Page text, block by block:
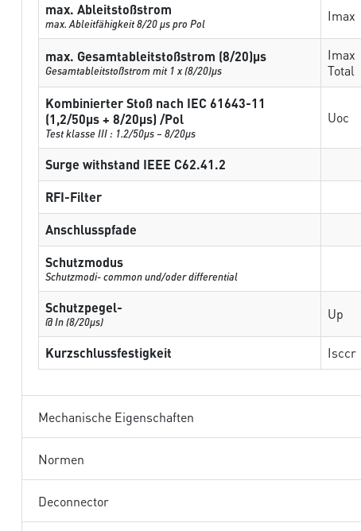
max. Ableitstoßstrom
max. Ableitfähigkeit 8/20 µs pro Pol Imax
max. Gesamtableitstoßstrom (8/20)µs
Gesamtableitstoßstrom mit 1 x (8/20)µs
Imax
Total
Kombinierter Stoß nach IEC 61643-11
(1,2/50µs + 8/20µs) /Pol
Test klasse III : 1.2/50µs – 8/20µs
Uoc
Surge withstand IEEE C62.41.2
RFI-Filter
Anschlusspfade
Schutzmodus
Schutzmodi- common und/oder differential
Schutzpegel-
@ In (8/20µs) Up
Kurzschlussfestigkeit Isccr
Mechanische Eigenschaften
Normen
Deconnector